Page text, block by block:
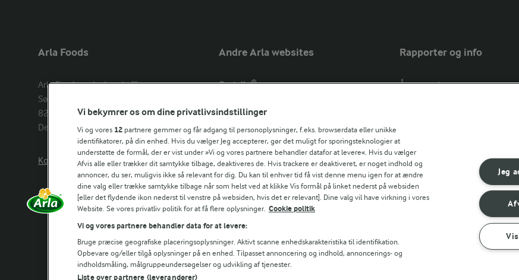
Arla Foods
Arla Foods amba head office
Sønderhøj 14,
8260 Viby J
Denmark
Kontakt os her
Andre Arla websites
Castello®
Arla Unika
Arla shop
Arla in other countries
Rapporter og info
Årsrapport
Arla Foods
Fødevarestyrelsens smiley-
Jörd
Fødevarestyrelsens smiley-
Lurpak PB
Vi bekymrer os om dine privatlivsindstillinger
Vi og vores 12 partnere gemmer og får adgang til personoplysninger, f.eks. browserdata eller unikke
identifikatorer, på din enhed. Hvis du vælger Jeg accepterer, gør det muligt for sporingsteknologier at
understøtte de formål, der er vist under »Vi og vores partnere behandler datafor at levere«. Hvis du vælger
Afvis alle eller trækker dit samtykke tilbage, deaktiveres de. Hvis trackere er deaktiveret, er noget indhold og
annoncer, du ser, muligvis ikke så relevant for dig. Du kan til enhver tid få vist denne menu igen for at ændre
dine valg eller trække samtykke tilbage når som helst ved at klikke Vis formål på linket nederst på websiden
[eller det flydende ikon nederst til venstre på websiden, hvis det er relevant]. Dine valg vil have virkning i vores
Website. Se vores privatliv politik for at få flere oplysninger. Cookie politik
Vi og vores partnere behandler data for at levere:
Bruge præcise geografiske placeringsoplysninger. Aktivt scanne enhedskarakteristika til identifikation.
Opbevare og/eller tilgå oplysninger på en enhed. Tilpasset annoncering og indhold, annoncerings- og
indholdsmåling, målgruppeundersøgelser og udvikling af tjenester.
Liste over partnere (leverandører)
Jeg